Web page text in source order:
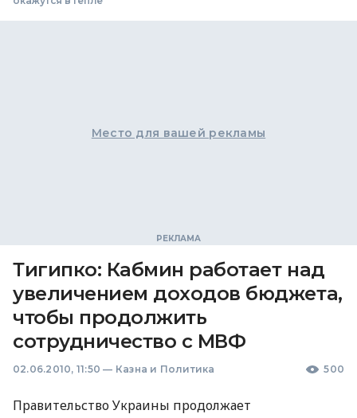
Место для вашей рекламы
Тигипко: Кабмин работает над
увеличением доходов бюджета,
чтобы продолжить
сотрудничество с МВФ
02.06.2010, 11:50 — Казна и Политика 500
Правительство Украины продолжает